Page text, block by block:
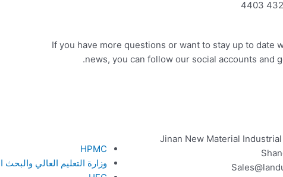
If you have more questions or want to stay up to date
news, you can follow our social accounts and
Jinan New Material
HPMC
وزارة التعليم العالي والبحث